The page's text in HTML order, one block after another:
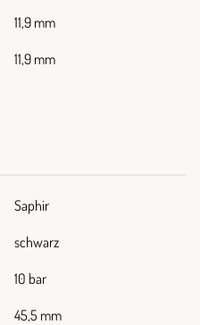
11,9 mm
11,9 mm
Saphir
schwarz
10 bar
45,5 mm